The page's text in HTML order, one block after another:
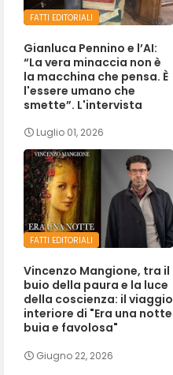
FATTI EDITORIALI
Gianluca Pennino e l’AI:
“La vera minaccia non è
la macchina che pensa. È
l'essere umano che
smette”. L'intervista
Luglio 01, 2026
FATTI EDITORIALI
Vincenzo Mangione, tra il
buio della paura e la luce
della coscienza: il viaggio
interiore di "Era una notte
buia e favolosa"
Giugno 22, 2026